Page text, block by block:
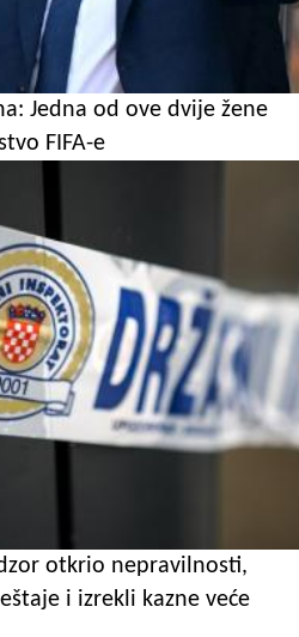
Jedna od ove dvije žene
FIFA-e
otkrio nepravilnosti,
i izrekli kazne veće